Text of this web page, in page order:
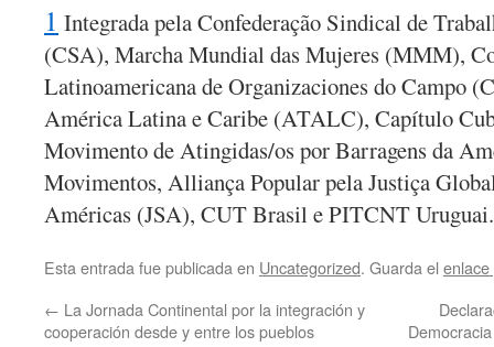
1 Integrada pela Confederação Sindical de
(CSA), Marcha Mundial das Mujeres (MMM),
Latinoamericana de Organizaciones do Campo
América Latina e Caribe (ATALC), Capítulo
Movimento de Atingidas/os por Barragens da
Movimentos, Alliança Popular pela Justiça
Américas (JSA), CUT Brasil e PITCNT Uruguai.
Esta entrada fue publicada en Uncategorized. Guarda el
← La Jornada Continental por la integración y
cooperación desde y entre los pueblos